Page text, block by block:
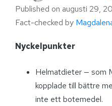
Published on augusti 29,
Fact-checked by
Nyckelpunkter
Helmatdieter — som
kopplade till bättre
inte ett botemedel.